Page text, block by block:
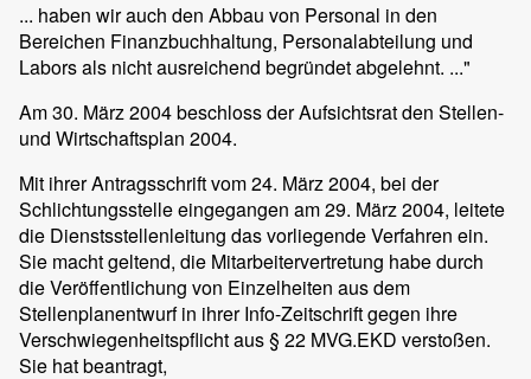
... haben wir auch den Abbau von Personal in den
Bereichen Finanzbuchhaltung, Personalabteilung und
Labors als nicht ausreichend begründet abgelehnt. ..."
Am 30. März 2004 beschloss der Aufsichtsrat den Stellen-
und Wirtschaftsplan 2004.
Mit ihrer Antragsschrift vom 24. März 2004, bei der
Schlichtungsstelle eingegangen am 29. März 2004, leitete
die Dienstsstellenleitung das vorliegende Verfahren ein.
Sie macht geltend, die Mitarbeitervertretung habe durch
die Veröffentlichung von Einzelheiten aus dem
Stellenplanentwurf in ihrer Info-Zeitschrift gegen ihre
Verschwiegenheitspflicht aus § 22 MVG.EKD verstoßen.
Sie hat beantragt,